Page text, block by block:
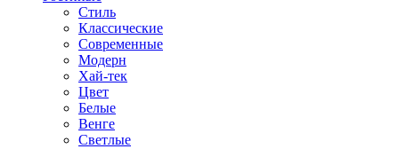
Стиль
Классические
Современные
Модерн
Хай-тек
Цвет
Белые
Венге
Светлые